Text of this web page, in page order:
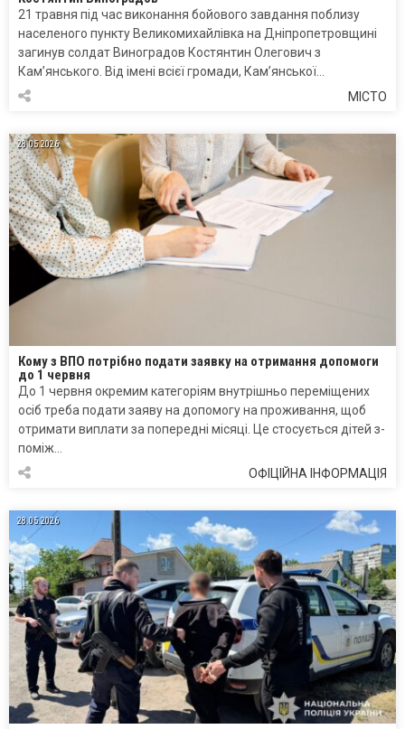
21 травня під час виконання бойового завдання поблизу
населеного пункту Великомихайлівка на Дніпропетровщині
загинув солдат Виноградов Костянтин Олегович з
Кам’янського. Від імені всієї громади, Кам’янської…
МІСТО
28.05.2026
Кому з ВПО потрібно подати заявку на отримання допомоги
до 1 червня
До 1 червня окремим категоріям внутрішньо переміщених
осіб треба подати заяву на допомогу на проживання, щоб
отримати виплати за попередні місяці. Це стосується дітей з-
поміж…
ОФІЦІЙНА ІНФОРМАЦІЯ
28.05.2026